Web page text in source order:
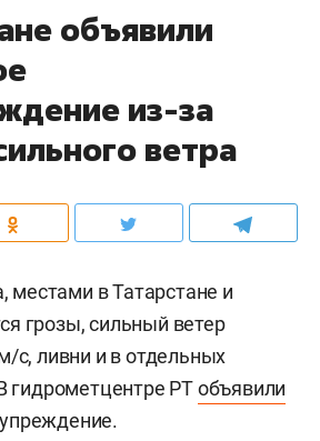
объявили
из-за
ветра
местами в Татарстане и
грозы, сильный ветер
c, ливни и в отдельных
гидрометцентре РТобъявили